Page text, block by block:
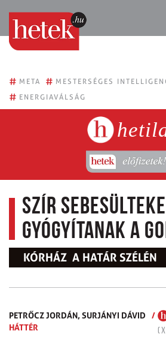
# META # MESTERSÉGES
# ENERGIAVÁLSÁG
Szír
gyógyítanak a
KÓRHÁZ A HATÁR SZÉLÉN
PETRŐCZ JORDÁN,SURJÁNYI DÁVID
/
HÁTTÉR